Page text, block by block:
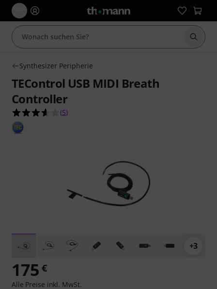
Suche
Synthesizer Peripherie
TEControl USB MIDI Breath
Controller
3.6 von 5 Sternen aus 5 Kundenbewertungen
(5)
+3
175 €
Alle Preise inkl. MwSt.